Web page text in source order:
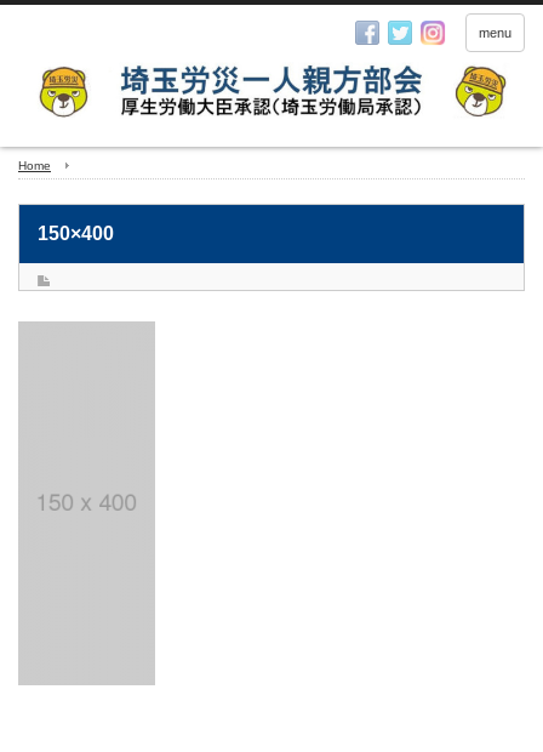
menu
Home
150×400